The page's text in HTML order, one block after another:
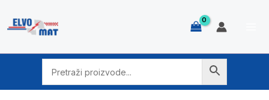
content